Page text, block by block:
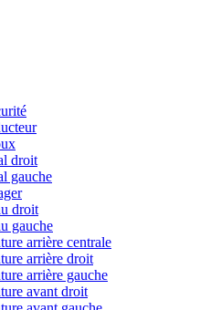
droit
gauche
droit
gauche
arrière centrale
arrière droit
arrière gauche
avant droit